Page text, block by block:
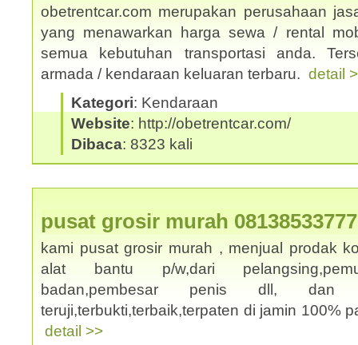
obetrentcar.com merupakan perusahaan
yang menawarkan harga sewa / rental
semua kebutuhan transportasi anda.
armada / kendaraan keluaran terbaru. detail
Kategori: Kendaraan
Website: http://obetrentcar.com/
Dibaca: 8323 kali
pusat grosir murah
kami pusat grosir murah , menjual prodak
alat bantu p/w,dari
badan,pembesar penis dll,
teruji,terbukti,terbaik,terpaten di jamin 100%
detail >>